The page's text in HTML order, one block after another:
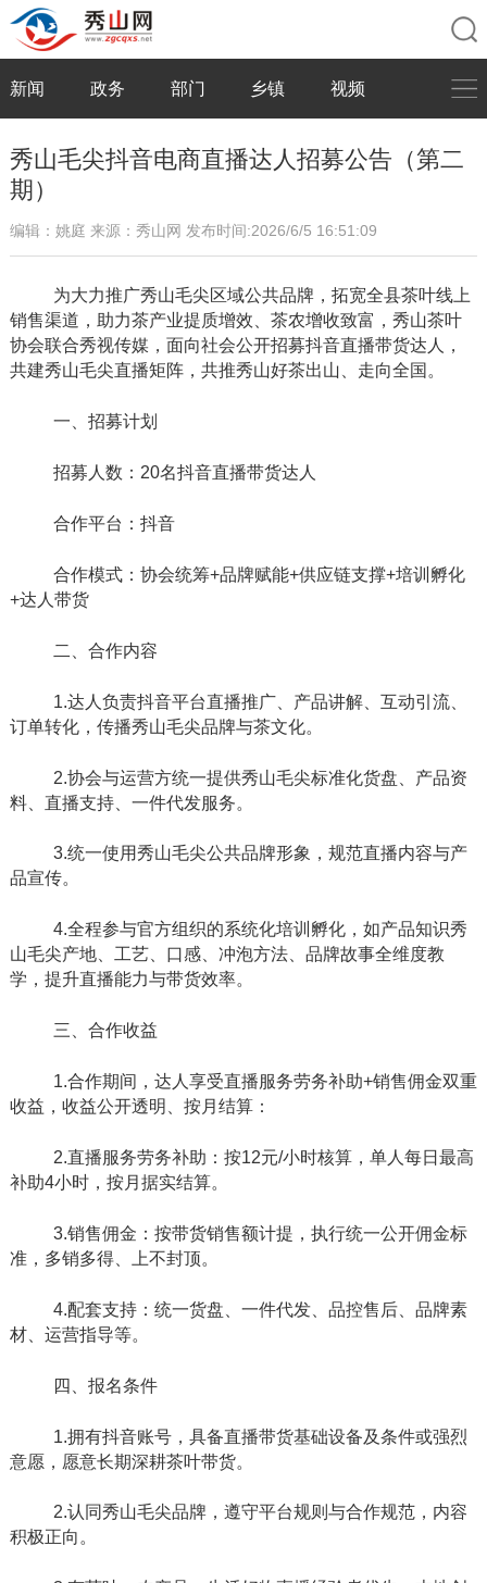
新闻 政务 部门 乡镇 视频
秀山毛尖抖音电商直播达人招募公告（第二
期）
编辑：姚庭 来源：秀山网 发布时间:2026/6/5 16:51:09
为大力推广秀山毛尖区域公共品牌，拓宽全县茶叶线上
销售渠道，助力茶产业提质增效、茶农增收致富，秀山茶叶
协会联合秀视传媒，面向社会公开招募抖音直播带货达人，
共建秀山毛尖直播矩阵，共推秀山好茶出山、走向全国。
一、招募计划
招募人数： 20名抖音直播带货达人
合作平台：抖音
合作模式：协会统筹+品牌赋能+供应链支撑+培训孵化
+达人带货
二、合作内容
1.达人负责抖音平台直播推广、产品讲解、互动引流、
订单转化，传播秀山毛尖品牌与茶文化。
2.协会与运营方统一提供秀山毛尖标准化货盘、产品资
料、直播支持、一件代发服务。
3.统一使用秀山毛尖公共品牌形象，规范直播内容与产
品宣传。
4.全程参与官方组织的系统化培训孵化，如产品知识秀
山毛尖产地、工艺、口感、冲泡方法、品牌故事全维度教
学，提升直播能力与带货效率。
三、合作收益
1.合作期间，达人享受直播服务劳务补助+销售佣金双重
收益，收益公开透明、按月结算：
2.直播服务劳务补助：按12元/小时核算，单人每日最高
补助4小时，按月据实结算。
3.销售佣金：按带货销售额计提，执行统一公开佣金标
准，多销多得、上不封顶。
4.配套支持：统一货盘、一件代发、品控售后、品牌素
材、运营指导等。
四、报名条件
1.拥有抖音账号，具备直播带货基础设备及条件或强烈
意愿，愿意长期深耕茶叶带货。
2.认同秀山毛尖品牌，遵守平台规则与合作规范，内容
积极正向。